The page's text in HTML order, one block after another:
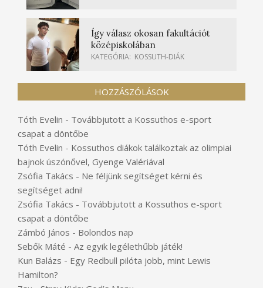
Így válasz okosan fakultációt
középiskolában
KATEGÓRIA: KOSSUTH-DIÁK
HOZZÁSZÓLÁSOK
Tóth Evelin - Továbbjutott a Kossuthos e-sport
csapat a döntőbe
Tóth Evelin - Kossuthos diákok találkoztak az olimpiai
bajnok úszónővel, Gyenge Valériával
Zsófia Takács - Ne féljünk segítséget kérni és
segítséget adni!
Zsófia Takács - Továbbjutott a Kossuthos e-sport
csapat a döntőbe
Zámbó János - Bolondos nap
Sebők Máté - Az egyik legélethűbb játék!
Kun Balázs - Egy Redbull pilóta jobb, mint Lewis
Hamilton?